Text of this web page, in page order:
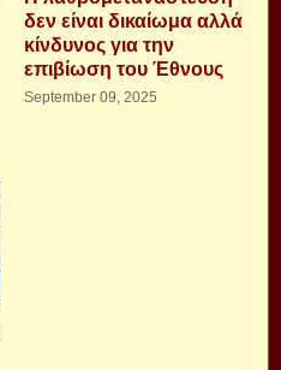
δεν είναι δικαίωμα αλλά
κίνδυνος για την
επιβίωση του Έθνους
September 09, 2025